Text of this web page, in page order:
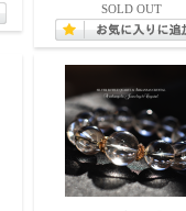
SOLD OUT